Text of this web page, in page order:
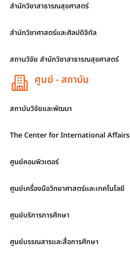
สำนักวิชาสาธารณสุขศาสตร์
สำนักวิชาศาสตร์และศิลปดิจิทัล
สถานวิจัย สำนักวิชาสาธารณสุขศาสตร์
ศูนย์ - สถาบัน
สถาบันวิจัยและพัฒนา
The Center for International Affairs
ศูนย์คอมพิวเตอร์
ศูนย์เครื่องมือวิทยาศาสตร์และเทคโนโลยี
ศูนย์บริการการศึกษา
ศูนย์บรรณสารและสื่อการศึกษา